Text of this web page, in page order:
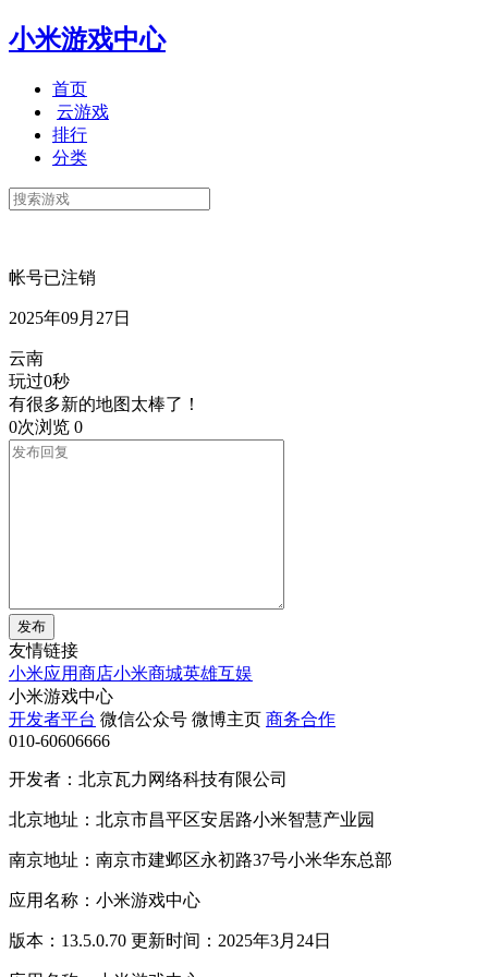
小米游戏中心
首页
云游戏
排行
分类
帐号已注销
2025年09月27日
云南
玩过0秒
有很多新的地图太棒了！
0次浏览 0
发布
友情链接
小米应用商店小米商城英雄互娱
小米游戏中心
开发者平台 微信公众号 微博主页 商务合作
010-60606666
开发者：北京瓦力网络科技有限公司
北京地址：北京市昌平区安居路小米智慧产业园
南京地址：南京市建邺区永初路37号小米华东总部
应用名称：小米游戏中心
版本：13.5.0.70 更新时间：2025年3月24日